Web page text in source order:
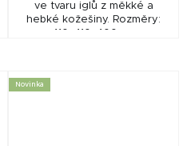
ve tvaru iglů z měkké a
hebké kožešiny. Rozměry:
Novinka